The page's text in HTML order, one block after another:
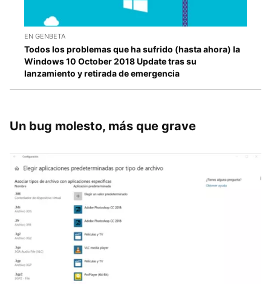
EN GENBETA
Todos los problemas que ha sufrido (hasta ahora) la
Windows 10 October 2018 Update tras su
lanzamiento y retirada de emergencia
Un bug molesto, más que grave